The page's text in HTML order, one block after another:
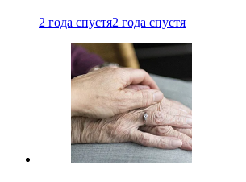
2 года спустя2 года спустя